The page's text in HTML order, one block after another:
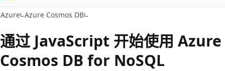
Azure Azure Cosmos DB
通过 JavaScript 开始使用 Azure
Cosmos DB for NoSQL